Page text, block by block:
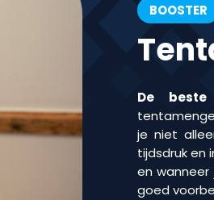
BOOSTER
De beste
je niet
tijdsdruk en
en wanneer
goed